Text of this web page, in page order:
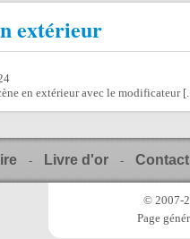
extérieur
en extérieur avec le modificateur
- Livre d'or - Contact
© 2007-
Page